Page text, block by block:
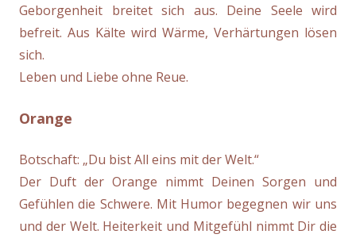
Geborgenheit breitet sich aus. Deine Seele wird
befreit. Aus Kälte wird Wärme, Verhärtungen lösen
sich.
Leben und Liebe ohne Reue.
Orange
Botschaft: „Du bist All eins mit der Welt.“
Der Duft der Orange nimmt Deinen Sorgen und
Gefühlen die Schwere. Mit Humor begegnen wir uns
und der Welt. Heiterkeit und Mitgefühl nimmt Dir die